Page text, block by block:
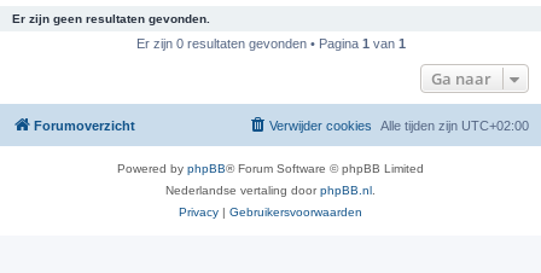
Er zijn geen resultaten gevonden.
Er zijn 0 resultaten gevonden • Pagina 1 van 1
Ga naar
Forumoverzicht Alle tijden zijn UTC+02:00
Verwijder cookies
Powered by phpBB® Forum Software © phpBB Limited
Nederlandse vertaling doorphpBB.nl
Privacy | Gebruikersvoorwaarden